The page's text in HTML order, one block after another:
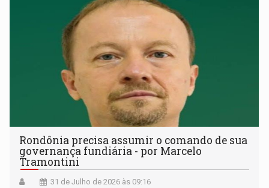
Rondônia precisa assumir o comando de sua
governança fundiária - por Marcelo
Tramontini
31 de Julho de 2026 às 09:16